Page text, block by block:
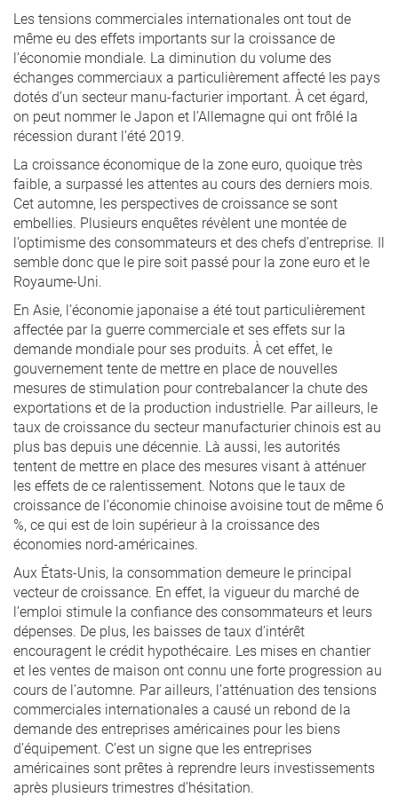
Les tensions commerciales internationales ont tout de
même eu des effets importants sur la croissance de
l’économie mondiale. La diminution du volume des
échanges commerciaux a particulièrement affecté les pays
dotés d’un secteur manu-facturier important. À cet égard,
on peut nommer le Japon et l’Allemagne qui ont frôlé la
récession durant l’été 2019.
La croissance économique de la zone euro, quoique très
faible, a surpassé les attentes au cours des derniers mois.
Cet automne, les perspectives de croissance se sont
embellies. Plusieurs enquêtes révèlent une montée de
l’optimisme des consommateurs et des chefs d’entreprise. Il
semble donc que le pire soit passé pour la zone euro et le
Royaume-Uni.
En Asie, l’économie japonaise a été tout particulièrement
affectée par la guerre commerciale et ses effets sur la
demande mondiale pour ses produits. À cet effet, le
gouvernement tente de mettre en place de nouvelles
mesures de stimulation pour contrebalancer la chute des
exportations et de la production industrielle. Par ailleurs, le
taux de croissance du secteur manufacturier chinois est au
plus bas depuis une décennie. Là aussi, les autorités
tentent de mettre en place des mesures visant à atténuer
les effets de ce ralentissement. Notons que le taux de
croissance de l’économie chinoise avoisine tout de même 6
%, ce qui est de loin supérieur à la croissance des
économies nord-américaines.
Aux États-Unis, la consommation demeure le principal
vecteur de croissance. En effet, la vigueur du marché de
l’emploi stimule la confiance des consommateurs et leurs
dépenses. De plus, les baisses de taux d’intérêt
encouragent le crédit hypothécaire. Les mises en chantier
et les ventes de maison ont connu une forte progression au
cours de l’automne. Par ailleurs, l’atténuation des tensions
commerciales internationales a causé un rebond de la
demande des entreprises américaines pour les biens
d’équipement. C’est un signe que les entreprises
américaines sont prêtes à reprendre leurs investissements
après plusieurs trimestres d’hésitation.